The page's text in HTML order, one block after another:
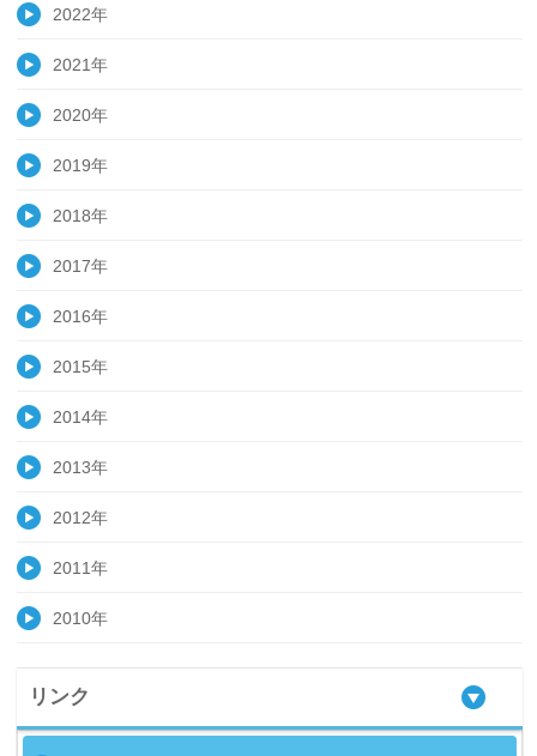
2022年
2021年
2020年
2019年
2018年
2017年
2016年
2015年
2014年
2013年
2012年
2011年
2010年
リンク